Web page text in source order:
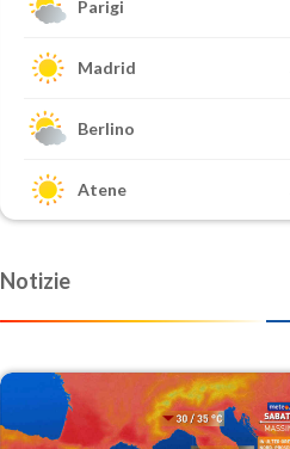
Parigi
Madrid
Berlino
Atene
Notizie